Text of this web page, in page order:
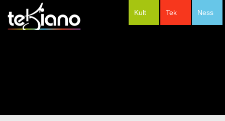
Ness
Tek
Kult